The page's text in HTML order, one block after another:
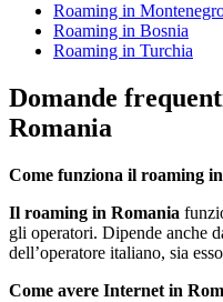
Roaming in
Roaming in Bosnia
Roaming in Turchia
Domande
Romania
Come funziona il roaming
Il roaming in Romania
gli operatori. Dipende anche
dell’operatore italiano, sia
Come avere Internet in